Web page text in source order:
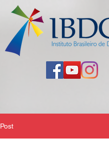
Post